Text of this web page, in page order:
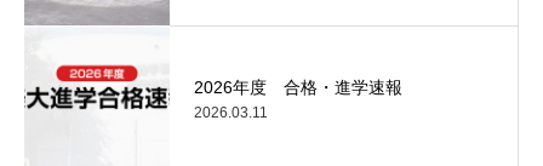
2026年度 合格・進学速報
2026.03.11